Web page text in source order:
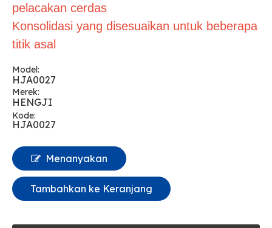
pelacakan cerdas
Konsolidasi yang disesuaikan untuk beberapa
titik asal
Model:
HJA0027
Merek:
HENGJI
Kode:
HJA0027
Menanyakan
Tambahkan ke Keranjang